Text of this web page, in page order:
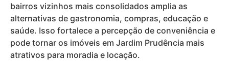
bairros vizinhos mais consolidados amplia as
alternativas de gastronomia, compras, educação e
saúde. Isso fortalece a percepção de conveniência e
pode tornar os imóveis em Jardim Prudência mais
atrativos para moradia e locação.